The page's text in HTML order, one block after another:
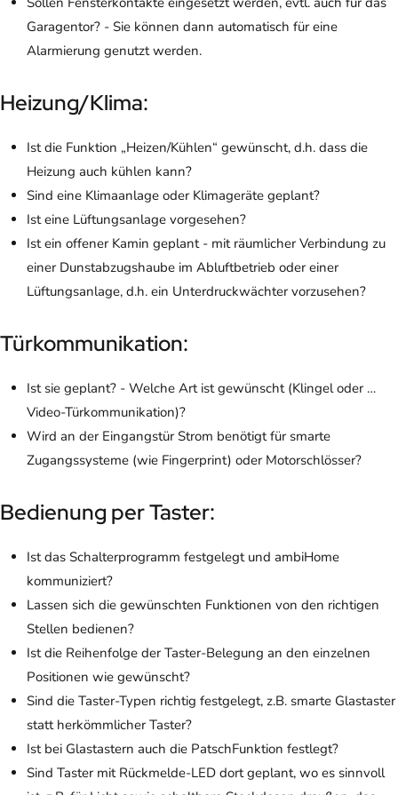
Garagentor? - Sie können dann automatisch für eine
Alarmierung genutzt werden.
Heizung/Klima:
Ist die Funktion „Heizen/Kühlen“ gewünscht, d.h. dass die
Heizung auch kühlen kann?
Sind eine Klimaanlage oder Klimageräte geplant?
Ist eine Lüftungsanlage vorgesehen?
Ist ein offener Kamin geplant - mit räumlicher Verbindung zu
einer Dunstabzugshaube im Abluftbetrieb oder einer
Lüftungsanlage, d.h. ein Unterdruckwächter vorzusehen?
Türkommunikation:
Ist sie geplant? - Welche Art ist gewünscht (Klingel oder …
Video-Türkommunikation)?
Wird an der Eingangstür Strom benötigt für smarte
Zugangssysteme (wie Fingerprint) oder Motorschlösser?
Bedienung per Taster:
Ist das Schalterprogramm festgelegt und ambiHome
kommuniziert?
Lassen sich die gewünschten Funktionen von den richtigen
Stellen bedienen?
Ist die Reihenfolge der Taster-Belegung an den einzelnen
Positionen wie gewünscht?
Sind die Taster-Typen richtig festgelegt, z.B. smarte Glastaster
statt herkömmlicher Taster?
Ist bei Glastastern auch die PatschFunktion festlegt?
Sind Taster mit Rückmelde-LED dort geplant, wo es sinnvoll